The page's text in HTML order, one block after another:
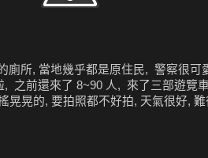
所, 當地幾乎都是原住民, 警察很可
之前還來了 8~90 人, 來了三部遊覽
晃的, 要拍照都不好拍, 天氣很好,